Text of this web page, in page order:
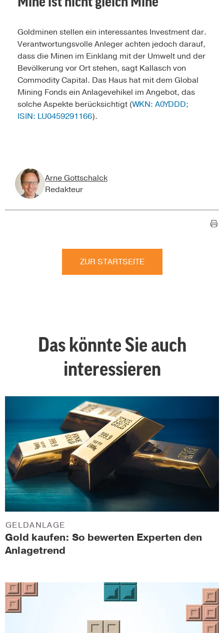
Goldminen stellen ein interessantes Investment dar.
Verant­wortungsvolle Anleger achten jedoch darauf,
dass die Minen im Einklang mit der Umwelt und der
Bevölkerung vor Ort stehen, sagt Kallasch von
Commodity Capital. Das Haus hat mit dem Global
Mining Fonds ein Anlagevehikel im Angebot, das
solche Aspekte berücksichtigt (WKN: A0YDDD;
ISIN: LU0459291166).
Arne Gottschalck
Redakteur
ZUR STARTSEITE
Das könnte Sie auch
interessieren
Gold kaufen: So bewerten Experten den
Anlagetrend
GELDANLAGE